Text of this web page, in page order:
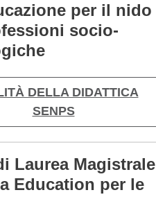
per il nido
socio-
DELLA DIDATTICA
SENPS
Laurea Magistrale
Education per le